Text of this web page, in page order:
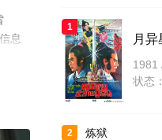
息
1
月异
1981
状态
2 炼狱